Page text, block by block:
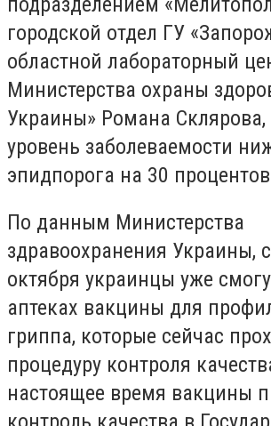
городской отдел ГУ
областной лабораторный
Министерства охраны
Украины» Романа Склярова,
уровень заболеваемости
эпидпорога на 30
По данным Министерства
здравоохранения Украины,
октября украинцы уже
аптеках вакцины для
гриппа, которые сейчас
процедуру контроля
настоящее время вакцины